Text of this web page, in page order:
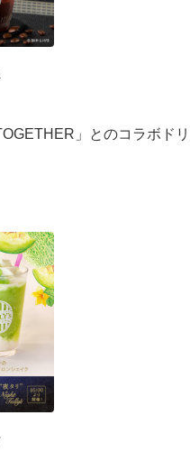
」とのコラボド